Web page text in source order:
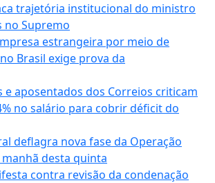
trajetória institucional do ministro
no Supremo
estrangeira por meio de
Brasil exige prova da
e aposentados dos Correios criticam
no salário para cobrir déficit do
deflagra nova fase da Operação
desta quinta
contra revisão da condenação